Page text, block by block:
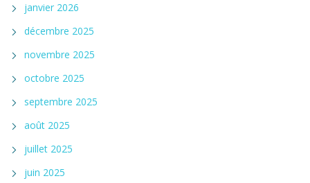
janvier 2026
décembre 2025
novembre 2025
octobre 2025
septembre 2025
août 2025
juillet 2025
juin 2025